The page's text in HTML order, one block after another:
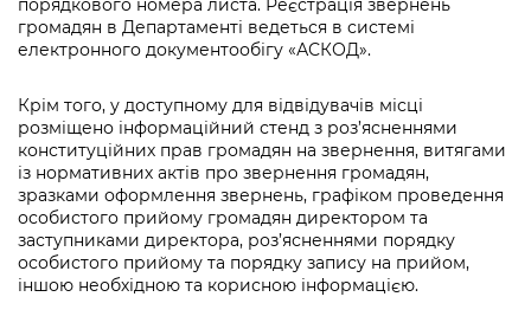
порядкового номера листа. Реєстрація звернень
громадян в Департаменті ведеться в системі
електронного документообігу «АСКОД».
Крім того, у доступному для відвідувачів місці
розміщено інформаційний стенд з роз’ясненнями
конституційних прав громадян на звернення, витягами
із нормативних актів про звернення громадян,
зразками оформлення звернень, графіком проведення
особистого прийому громадян директором та
заступниками директора, роз’ясненнями порядку
особистого прийому та порядку запису на прийом,
іншою необхідною та корисною інформацією.